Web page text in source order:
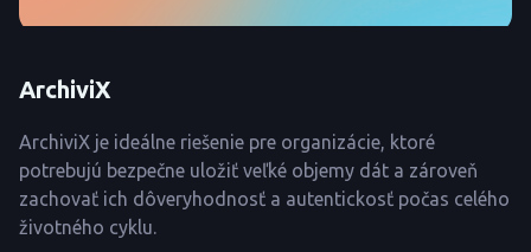
ArchiviX
ArchiviX je ideálne riešenie pre organizácie, ktoré
potrebujú bezpečne uložiť veľké objemy dát a zároveň
zachovať ich dôveryhodnosť a autentickosť počas celého
životného cyklu.